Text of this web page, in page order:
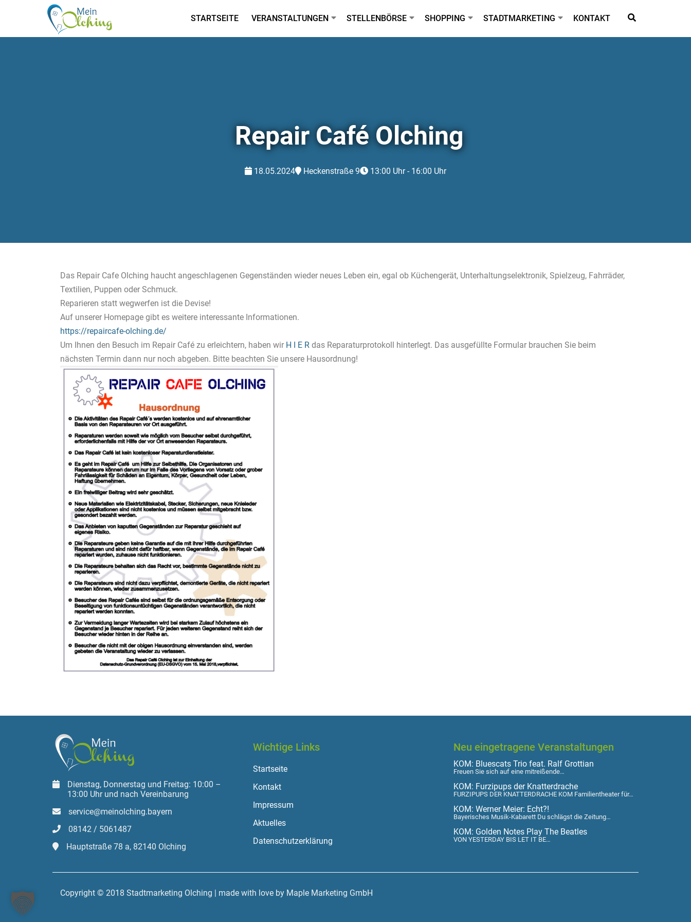
STARTSEITE VERANSTALTUNGEN STELLENBÖRSE SHOPPING STADTMARKETING KONTAKT
Repair Café Olching
18.05.2024 Heckenstraße 9 13:00 Uhr - 16:00 Uhr
Das Repair Cafe Olching haucht angeschlagenen Gegenständen wieder neues Leben ein, egal ob Küchengerät, Unterhaltungselektronik, Spielzeug, Fahrräder,
Textilien, Puppen oder Schmuck.
Reparieren statt wegwerfen ist die Devise!
Auf unserer Homepage gibt es weitere interessante Informationen.
https://repaircafe-olching.de/
Um Ihnen den Besuch im Repair Café zu erleichtern, haben wir H I E R das Reparaturprotokoll hinterlegt. Das ausgefüllte Formular brauchen Sie beim
nächsten Termin dann nur noch abgeben. Bitte beachten Sie unsere Hausordnung!
Dienstag, Donnerstag und Freitag: 10:00 –
13:00 Uhr und nach Vereinbarung
service@meinolching.bayern
08142 / 5061487
Hauptstraße 78 a, 82140 Olching
Wichtige Links
Startseite
Kontakt
Impressum
Aktuelles
Datenschutzerklärung
Neu eingetragene Veranstaltungen
KOM: Bluescats Trio feat. Ralf Grottian
Freuen Sie sich auf eine mitreißende…
KOM: Furzipups der Knatterdrache
FURZIPUPS DER KNATTERDRACHE KOM Familientheater für…
KOM: Werner Meier: Echt?!
Bayerisches Musik-Kabarett Du schlägst die Zeitung…
KOM: Golden Notes Play The Beatles
VON YESTERDAY BIS LET IT BE…
Copyright © 2018 Stadtmarketing Olching | made with love by Maple Marketing GmbH